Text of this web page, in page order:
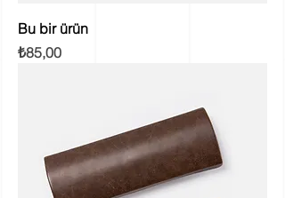
Bu bir ürün
Fiyat
₺85,00